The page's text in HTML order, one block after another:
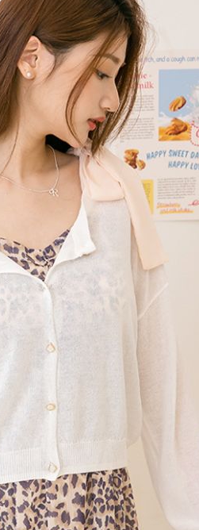
每筆NT$80，滿NT$2,000(含以上)免運費